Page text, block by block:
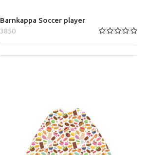
Barnkappa Soccer player
3850